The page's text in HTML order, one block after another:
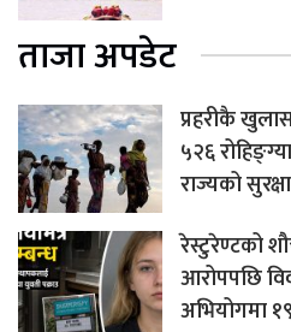
ताजा अपडेट
प्रहरीकै
५२६
राज्यको
रेस्टुरेण्टको
आरोपपछि
अभियोगमा